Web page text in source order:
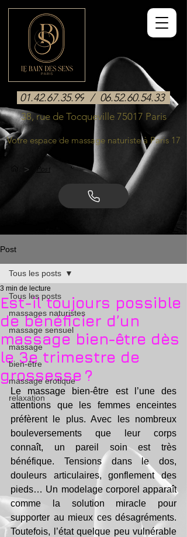
01.42.67.35.99 / 06.52.60.54.33
> Post
38, rue de Tocqueville 75017 Paris
Votre espace de massage naturiste à Paris 17
Post
Tous les posts
massages naturistes
massage sensuel
massage
bien-être
massage erotique
relaxation
Tous les posts
Est-il toujours possible
de bénéficier d’un
massage bien-être dès
le 3e trimestre de
grossesse ?
3 min de lecture
Le massage bien-être est l’une des
attentions que les femmes enceintes
préfèrent le plus. Avec les nombreux
bouleversements que leur corps
connaît, un pareil soin est très
bénéfique. Tensions dans le dos,
douleurs articulaires, gonflement des
pieds… Un modelage corporel apparaît
comme la solution miracle pour
supporter au mieux ces désagréments.
Toutefois, l’état quelque peu vulnérable